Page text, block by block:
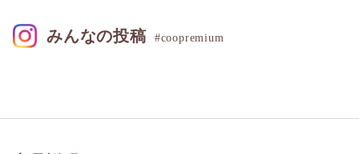
みんなの投稿 #coopremium